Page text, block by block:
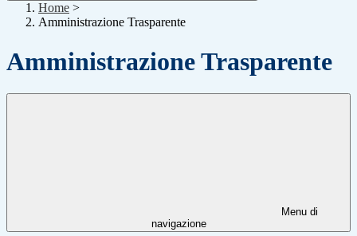
Home >
Amministrazione Trasparente
Amministrazione Trasparente
Menu di
navigazione